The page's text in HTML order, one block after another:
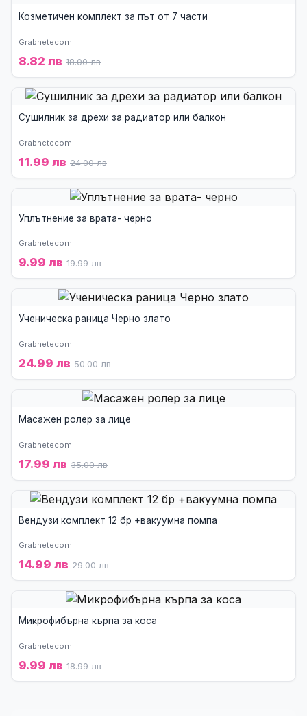
Козметичен комплект за път от 7 части
Grabnetecom
8.82 лв 18.00 лв
Сушилник за дрехи за радиатор или балкон
Grabnetecom
11.99 лв 24.00 лв
Уплътнение за врата- черно
Grabnetecom
9.99 лв 19.99 лв
Ученическа раница Черно злато
Grabnetecom
24.99 лв 50.00 лв
Масажен ролер за лице
Grabnetecom
17.99 лв 35.00 лв
Вендузи комплект 12 бр +вакуумна помпа
Grabnetecom
14.99 лв 29.00 лв
Микрофибърна кърпа за коса
Grabnetecom
9.99 лв 18.99 лв